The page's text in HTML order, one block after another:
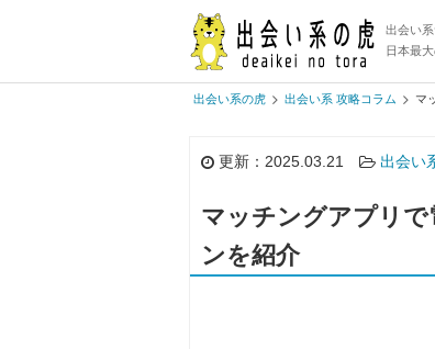
出会い
日本最
出会い系の虎 出会い系 攻略コラム マ
更新：2025.03.21 出会い
マッチングアプリで
ンを紹介